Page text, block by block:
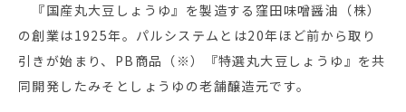
『国産丸大豆しょうゆ』を製造する窪田味噌醤油（株）
の創業は1925年。パルシステムとは20年ほど前から取り
引きが始まり、PB商品（※）『特選丸大豆しょうゆ』を共
同開発したみそとしょうゆの老舗醸造元です。